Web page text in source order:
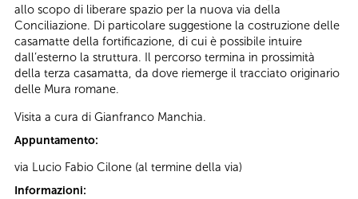
allo scopo di liberare spazio per la nuova via della
Conciliazione. Di particolare suggestione la costruzione delle
casamatte della fortificazione, di cui è possibile intuire
dall’esterno la struttura. Il percorso termina in prossimità
della terza casamatta, da dove riemerge il tracciato originario
delle Mura romane.
Visita a cura di Gianfranco Manchia.
Appuntamento:
via Lucio Fabio Cilone (al termine della via)
Informazioni: